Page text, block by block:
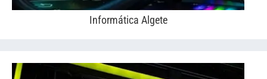
Informática Algete